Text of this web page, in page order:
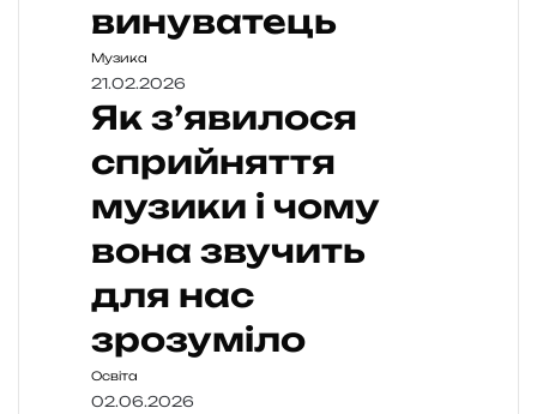
винуватець
Музика
21.02.2026
Як з’явилося
сприйняття
музики і чому
вона звучить
для нас
зрозуміло
Освіта
02.06.2026